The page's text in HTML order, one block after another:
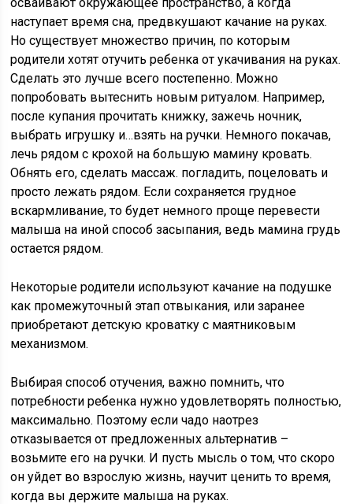
наступает время сна, предвкушают качание на руках.
Но существует множество причин, по которым
родители хотят отучить ребенка от укачивания на руках.
Сделать это лучше всего постепенно. Можно
попробовать вытеснить новым ритуалом. Например,
после купания прочитать книжку, зажечь ночник,
выбрать игрушку и…взять на ручки. Немного покачав,
лечь рядом с крохой на большую мамину кровать.
Обнять его, сделать массаж. погладить, поцеловать и
просто лежать рядом. Если сохраняется грудное
вскармливание, то будет немного проще перевести
малыша на иной способ засыпания, ведь мамина грудь
остается рядом.
Некоторые родители используют качание на подушке
как промежуточный этап отвыкания, или заранее
приобретают детскую кроватку с маятниковым
механизмом.
Выбирая способ отучения, важно помнить, что
потребности ребенка нужно удовлетворять полностью,
максимально. Поэтому если чадо наотрез
отказывается от предложенных альтернатив –
возьмите его на ручки. И пусть мысль о том, что скоро
он уйдет во взрослую жизнь, научит ценить то время,
когда вы держите малыша на руках.